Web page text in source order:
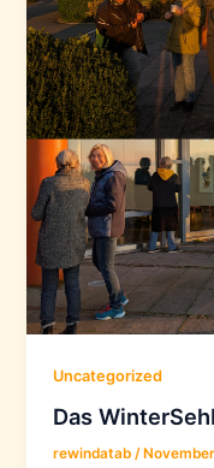
Uncategorized
Das
rewindatab/